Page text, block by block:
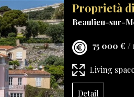
Proprietà
Beaulieu-sur-
75 000 € /
Living
Detail